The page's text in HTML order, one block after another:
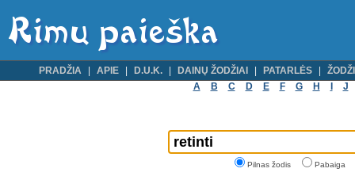
PRADŽIA APIE D.U.K. DAINŲ ŽODŽIAI PATARLĖS
A
B C D E F G H J
Pilnas žodis Pabaiga